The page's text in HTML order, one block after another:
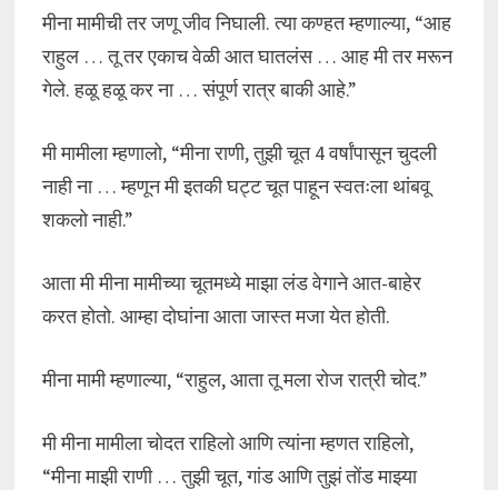
मीना मामीची तर जणू जीव निघाली. त्या कण्हत म्हणाल्या, “आह
राहुल … तू तर एकाच वेळी आत घातलंस … आह मी तर मरून
गेले. हळू हळू कर ना … संपूर्ण रात्र बाकी आहे.”
मी मामीला म्हणालो, “मीना राणी, तुझी चूत 4 वर्षांपासून चुदली
नाही ना … म्हणून मी इतकी घट्ट चूत पाहून स्वतःला थांबवू
शकलो नाही.”
आता मी मीना मामीच्या चूतमध्ये माझा लंड वेगाने आत-बाहेर
करत होतो. आम्हा दोघांना आता जास्त मजा येत होती.
मीना मामी म्हणाल्या, “राहुल, आता तू मला रोज रात्री चोद.”
मी मीना मामीला चोदत राहिलो आणि त्यांना म्हणत राहिलो,
“मीना माझी राणी … तुझी चूत, गांड आणि तुझं तोंड माझ्या